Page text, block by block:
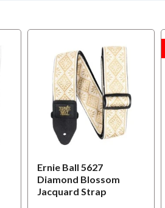
Ernie Ball 5627
Diamond Blossom
Jacquard Strap
OFFERTA